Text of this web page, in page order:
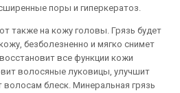
поры и гиперкератоз.
также на кожу головы. Грязь будет
безболезненно и мягко снимет
все функции кожи
волосяные луковицы, улучшит
блеск. Минеральная грязь